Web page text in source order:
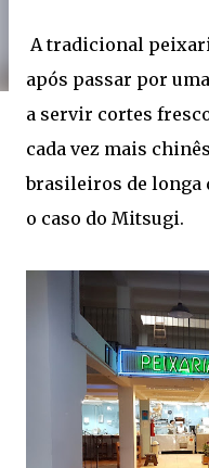
A tradicional
após passar por
a servir cortes
cada vez mais
brasileiros de longa
o caso do Mitsugi.